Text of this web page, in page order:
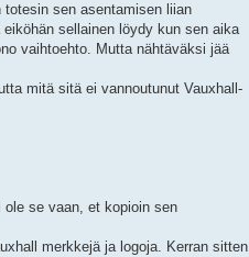
sen asentamisen liian
sellainen löydy kun sen aika
vaihtoehto. Mutta nähtäväksi jää
mitä sitä ei vannoutunut Vauxhall-
se vaan, et kopioin sen
merkkejä ja logoja. Kerran sitten